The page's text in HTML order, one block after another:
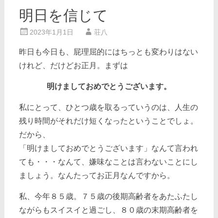
明日を信じて
2023年1月1日 荘八
昨日も今日も、屁理屈的にはちっとも変わりはない
けれど、だけどお正月。まずは
明けましておめでとうございます。
私にとって、ひとつ歳を取るっていうのは、人生の
残り時間がそれだけ短くなったということでしょ。
だから、
「明けましておめでとうございます」なんて言われ
ても・・・なんて、嫌味なことは言わないことにし
ましょう。なんたってお正月なんですから。
私、今年８５歳。７５歳の後期高齢者をあたふたし
ながらもスイスイと過ごし、８０歳の末期高齢者を